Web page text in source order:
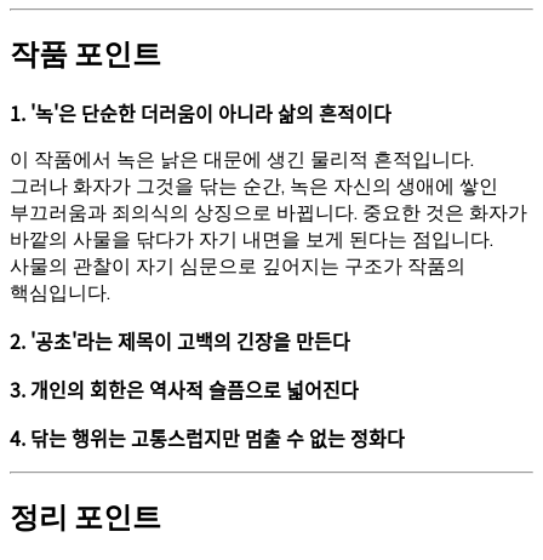
작품 포인트
1. '녹'은 단순한 더러움이 아니라 삶의 흔적이다
이 작품에서 녹은 낡은 대문에 생긴 물리적 흔적입니다.
그러나 화자가 그것을 닦는 순간, 녹은 자신의 생애에 쌓인
부끄러움과 죄의식의 상징으로 바뀝니다. 중요한 것은 화자가
바깥의 사물을 닦다가 자기 내면을 보게 된다는 점입니다.
사물의 관찰이 자기 심문으로 깊어지는 구조가 작품의
핵심입니다.
2. '공초'라는 제목이 고백의 긴장을 만든다
3. 개인의 회한은 역사적 슬픔으로 넓어진다
4. 닦는 행위는 고통스럽지만 멈출 수 없는 정화다
정리 포인트